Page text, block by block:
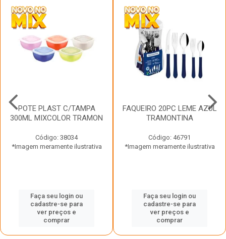
POTE PLAST C/TAMPA
300ML MIXCOLOR TRAMON
Código: 38034
*Imagem meramente ilustrativa
Faça seu login ou
cadastre-se para
ver preços e
comprar
FAQUEIRO 20PC LEME AZUL
TRAMONTINA
Código: 46791
*Imagem meramente ilustrativa
Faça seu login ou
cadastre-se para
ver preços e
comprar